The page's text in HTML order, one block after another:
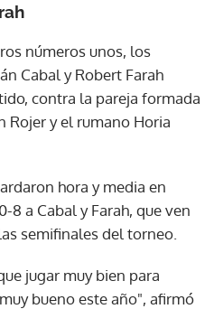
números unos, los
Cabal y Robert Farah
contra la pareja formada
Rojer y el rumano Horia
hora y media en
8 a Cabal y Farah, que ven
semifinales del torneo.
jugar muy bien para
bueno este año", afirmó